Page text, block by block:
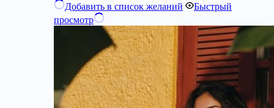
Добавить в список желаний
Быстрый
просмотр